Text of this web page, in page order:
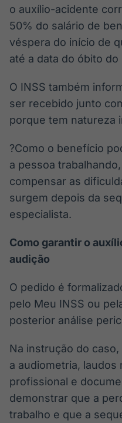
o auxílio-acidente
50% do salário de
véspera do início de
até a data do óbito do
O INSS também
ser recebido junto
porque tem natureza
?Como o benefício
a pessoa
compensar as
surgem depois da
especialista.
Como garantir o
audição
O pedido é
pelo Meu INSS ou
posterior análise
Na instrução do
a audiometria, laudos
profissional e
demonstrar que a
trabalho e que a